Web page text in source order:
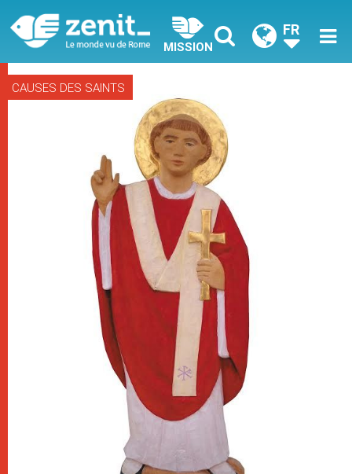
MISSION
FR
CAUSES DES SAINTS